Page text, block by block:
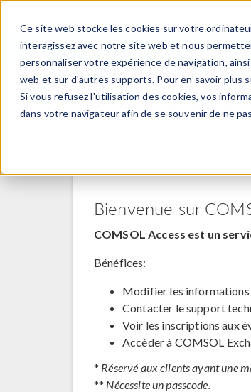
Ce site web stocke les cookies sur votre
interagissez avec notre site web et nous
personnaliser votre expérience de navigation,
web et sur d'autres supports. Pour en savoir plus
Si vous refusez l'utilisation des cookies, vos
dans votre navigateur afin de se souvenir de ne
COMSOL
Bienvenue sur
COMSOL Access est un
Bénéfices:
Modifier les informations
Contacter le support
Voir les inscriptions aux
Accéder à COMSOL
* Réservé aux clients ayant une
** Nécessite un passcode.